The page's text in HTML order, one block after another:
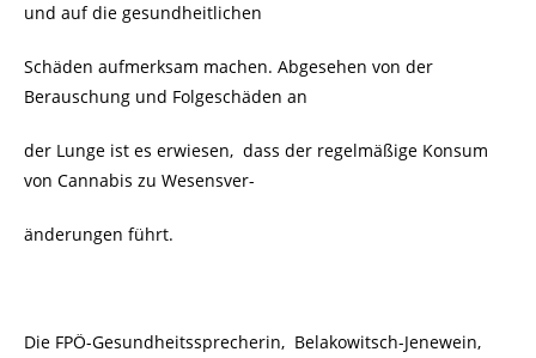
und auf die gesundheitlichen
Schäden aufmerksam machen. Abgesehen von der
Berauschung und Folgeschäden an
der Lunge ist es erwiesen, dass der regelmäßige Konsum
von Cannabis zu Wesensver-
änderungen führt.
Die FPÖ-Gesundheitssprecherin, Belakowitsch-Jenewein,